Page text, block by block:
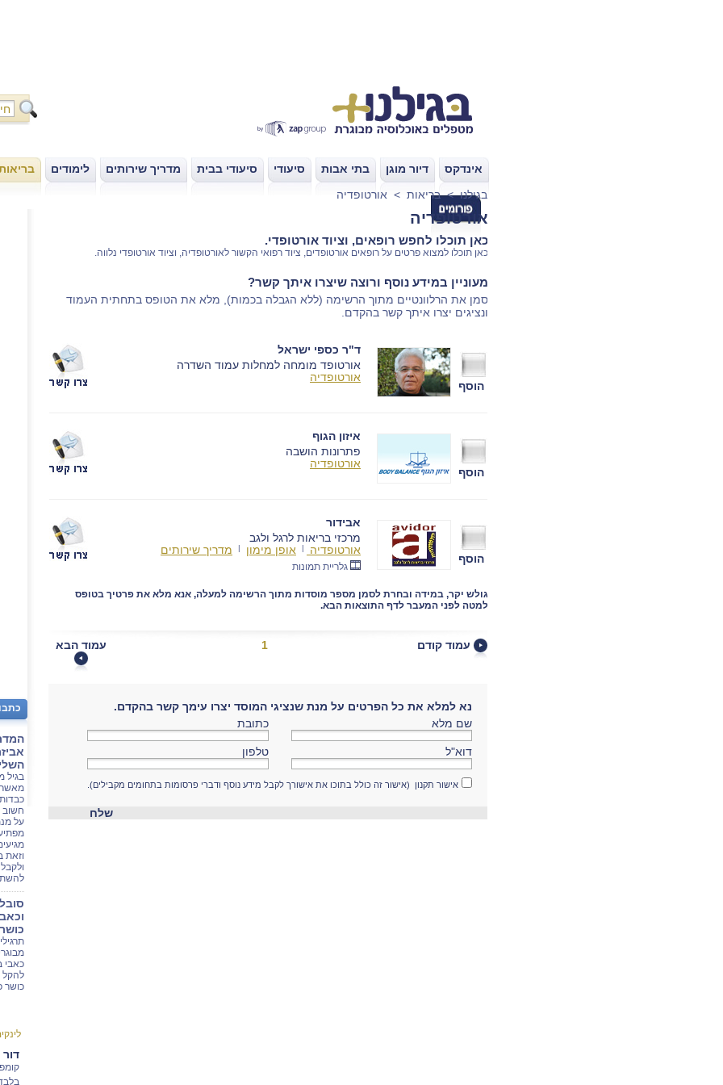
אינדקס דיור מוגן בתי אבות סיעודי סיעודי בבית מדריך שירותים לימודים
בגילנו>בריאות > אורטופדיה
אורטופדיה
כאן תוכלו לחפש רופאים, וציוד אורטופדי.
כאן תוכלו למצוא פרטים על רופאים אורטופדים, ציוד רפואי הקשור לאורטופדיה, וציוד אורטופדי נלווה.
מעוניין במידע נוסף ורוצה שיצרו איתך קשר?
סמן את הרלוונטיים מתוך הרשימה (ללא הגבלה בכמות), מלא את הטופס בתחתית העמוד
ונציגים יצרו איתך קשר בהקדם.
הוסף
ד"ר כספי ישראל
אורטופד מומחה למחלות עמוד השדרה
אורטופדיה
הוסף
איזון הגוף
פתרונות הושבה
אורטופדיה
הוסף
אבידור
מרכזי בריאות לרגל ולגב
אורטופדיה
| אופן מימון | מדריך שירותים
גלריית תמונות
גולש יקר, במידה ובחרת לסמן מספר מוסדות מתוך הרשימה למעלה, אנא מלא את פרטיך בטופס
למטה לפני המעבר לדף התוצאות הבא.
עמוד קודם 1 עמוד הבא
נא למלא את כל הפרטים על מנת שנציגי המוסד יצרו עימך קשר בהקדם.
שם מלא
כתובת
דוא"ל טלפון
אישור תקנון (אישור זה כולל בתוכו את אישורך לקבל מידע נוסף ודברי פרסומות בתחומים מקבילים).
שלח
בגיל
מאשר
חשוב
על
וזאת
כאבי
להקל
כושר
דור